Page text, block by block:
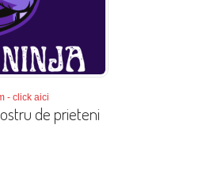
- click aici
de prieteni